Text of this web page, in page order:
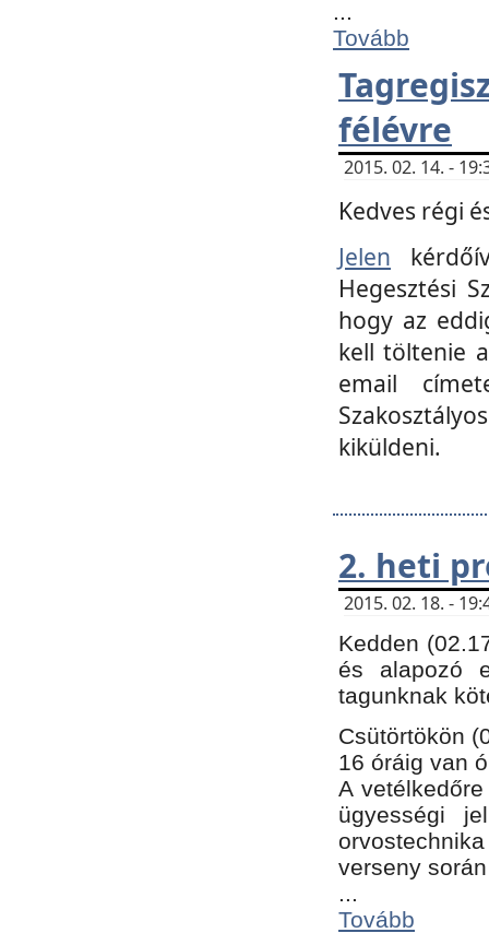
...
Tovább
félévre
2015. 02. 14. -
Kedves régi
Jelen
Hegesztési
hogy az
kell töltenie
email
kiküldeni.
2. heti
2015. 02. 18. -
Kedden
és alapozó
tagunknak
Csütörtökön
16 óráig van
A
ügyességi
verseny
...
Tovább